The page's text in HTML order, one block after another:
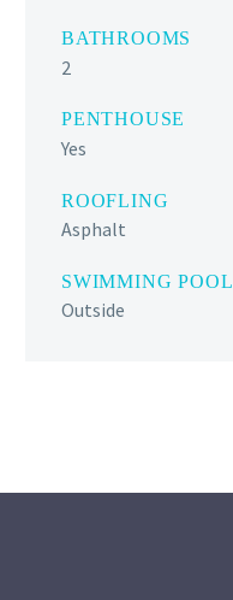
BATHROOMS
2
PENTHOUSE
Yes
ROOFLING
Asphalt
SWIMMING POOL
Outside